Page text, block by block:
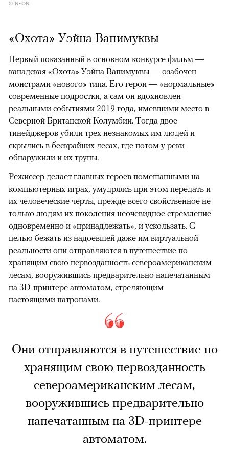
© NEON
«Охота» Уэйна Вапимуквы
Первый показанный в основном конкурсе фильм —
канадская «Охота» Уэйна Вапимуквы — озабочен
монстрами «нового» типа. Его герои — «нормальные»
современные подростки, а сам он вдохновлен
реальными событиями 2019 года, имевшими место в
Северной Британской Колумбии. Тогда двое
тинейджеров убили трех незнакомых им людей и
скрылись в бескрайних лесах, где потом у реки
обнаружили и их трупы.
Режиссер делает главных героев помешанными на
компьютерных играх, умудряясь при этом передать и
их человеческие черты, прежде всего свойственное не
только людям их поколения неочевидное стремление
одновременно и «принадлежать», и ускользать. С
целью бежать из надоевшей даже им виртуальной
реальности они отправляются в путешествие по
хранящим свою первозданность североамериканским
лесам, вооружившись предварительно напечатанным
на 3D-принтере автоматом, стреляющим
настоящими патронами.
Они отправляются в путешествие по
хранящим свою первозданность
североамериканским лесам,
вооружившись предварительно
напечатанным на 3D-принтере
автоматом.